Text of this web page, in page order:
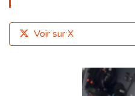
Voir sur X